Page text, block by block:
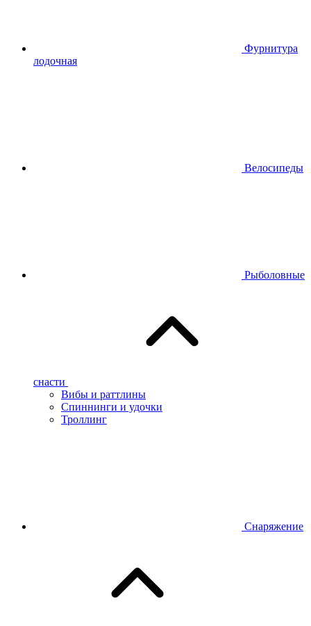
Фурнитура
лодочная
Велосипеды
Рыболовные
снасти
Вибы и раттлины
Спиннинги и удочки
Троллинг
Снаряжение